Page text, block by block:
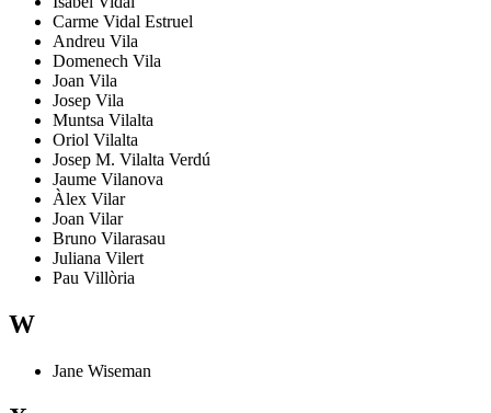
Carme Vidal Estruel
Andreu Vila
Domenech Vila
Joan Vila
Josep Vila
Muntsa Vilalta
Oriol Vilalta
Josep M. Vilalta Verdú
Jaume Vilanova
Àlex Vilar
Joan Vilar
Bruno Vilarasau
Juliana Vilert
Pau Villòria
W
Jane Wiseman